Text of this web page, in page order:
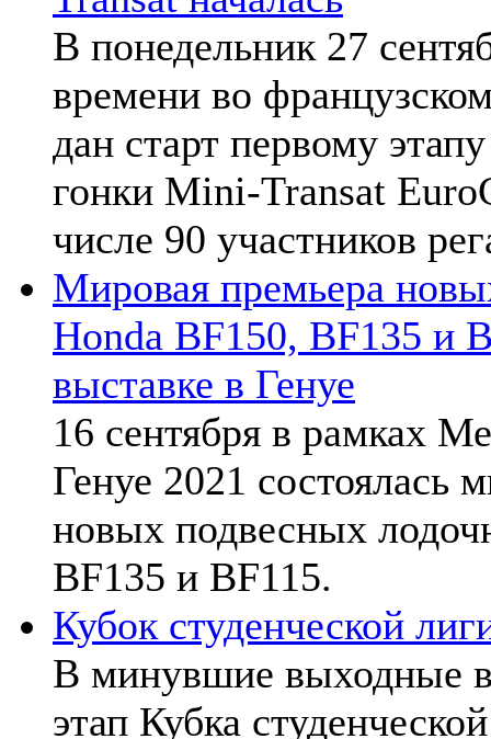
В понедельник 27
времени во
дан старт первому
гонки Mini-Transat
числе 90 участников
Мировая премьера
Honda BF150, BF135 и
выставке в Генуе
16 сентября в рамках
Генуе 2021 состоялась
новых подвесных
BF135 и BF115.
Кубок студенческой
В минувшие выходные
этап Кубка